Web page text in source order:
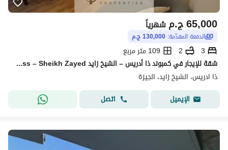
ج.م65,000 شهرياً
الدفعة المقدّمة: 130,000 ج.م
3
2
109 متر مربع
شقة للإيجار في كمبوند ذا أدريس – الشيخ زايد Luxury Apartment for Rent in The Address – Sheikh Zayed
ذا ادريس، الشيخ زايد، الجيزة
الإيميل
اتصل